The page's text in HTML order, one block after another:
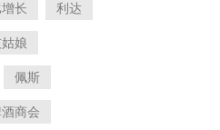
长 利达
娘
佩斯
商会